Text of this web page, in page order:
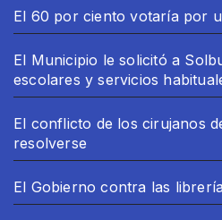
El 60 por ciento votaría por
El Municipio le solicitó a
escolares y servicios
El conflicto de los cirujanos
resolverse
El Gobierno contra las